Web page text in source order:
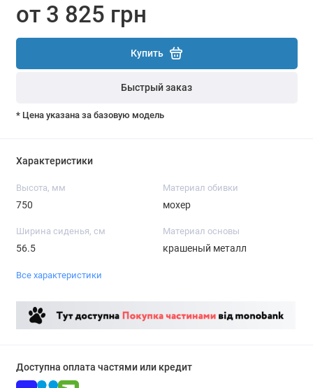
от 3 825 грн
Купить
Быстрый заказ
* Цена указана за базовую модель
Характеристики
Высота, мм
750
Материал обивки
мохер
Ширина сиденья, см
56.5
Материал основы
крашеный металл
Все характеристики
Доступна оплата частями или кредит